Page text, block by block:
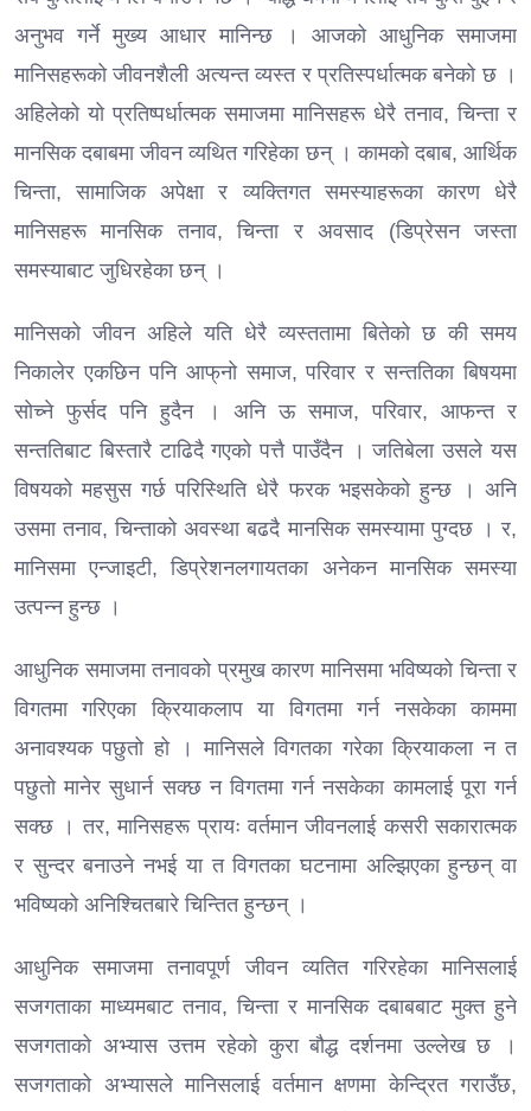
अनुभव गर्ने मुख्य आधार मानिन्छ । आजको आधुनिक समाजमा
मानिसहरूको जीवनशैली अत्यन्त व्यस्त र प्रतिस्पर्धात्मक बनेको छ ।
अहिलेको यो प्रतिष्पर्धात्मक समाजमा मानिसहरू धेरै तनाव, चिन्ता र
मानसिक दबाबमा जीवन व्यथित गरिहेका छन् । कामको दबाब, आर्थिक
चिन्ता, सामाजिक अपेक्षा र व्यक्तिगत समस्याहरूका कारण धेरै
मानिसहरू मानसिक तनाव, चिन्ता र अवसाद (डिप्रेसन जस्ता
समस्याबाट जुधिरहेका छन् ।
मानिसको जीवन अहिले यति धेरै व्यस्ततामा बितेको छ की समय
निकालेर एकछिन पनि आफ्‌नो समाज, परिवार र सन्ततिका बिषयमा
सोच्ने फुर्सद पनि हुदैन । अनि ऊ समाज, परिवार, आफन्त र
सन्ततिबाट बिस्तारै टाढिदै गएको पत्तै पाउँदैन । जतिबेला उसले यस
विषयको महसुस गर्छ परिस्थिति धेरै फरक भइसकेको हुन्छ । अनि
उसमा तनाव, चिन्ताको अवस्था बढदै मानसिक समस्यामा पुग्दछ । र,
मानिसमा एन्जाइटी, डिप्रेशनलगायतका अनेकन मानसिक समस्या
उत्पन्न हुन्छ ।
आधुनिक समाजमा तनावको प्रमुख कारण मानिसमा भविष्यको चिन्ता र
विगतमा गरिएका क्रियाकलाप या विगतमा गर्न नसकेका काममा
अनावश्यक पछुतो हो । मानिसले विगतका गरेका क्रियाकला न त
पछुतो मानेर सुधार्न सक्छ न विगतमा गर्न नसकेका कामलाई पूरा गर्न
सक्छ । तर, मानिसहरू प्रायः वर्तमान जीवनलाई कसरी सकारात्मक
र सुन्दर बनाउने नभई या त विगतका घटनामा अल्झिएका हुन्छन् वा
भविष्यको अनिश्चितबारे चिन्तित हुन्छन् ।
आधुनिक समाजमा तनावपूर्ण जीवन व्यतित गरिरहेका मानिसलाई
सजगताका माध्यमबाट तनाव, चिन्ता र मानसिक दबाबबाट मुक्त हुने
सजगताको अभ्यास उत्तम रहेको कुरा बौद्ध दर्शनमा उल्लेख छ ।
सजगताको अभ्यासले मानिसलाई वर्तमान क्षणमा केन्द्रित गराउँछ,